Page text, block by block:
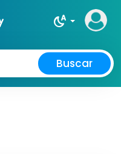
night_sight_auto
Buscar